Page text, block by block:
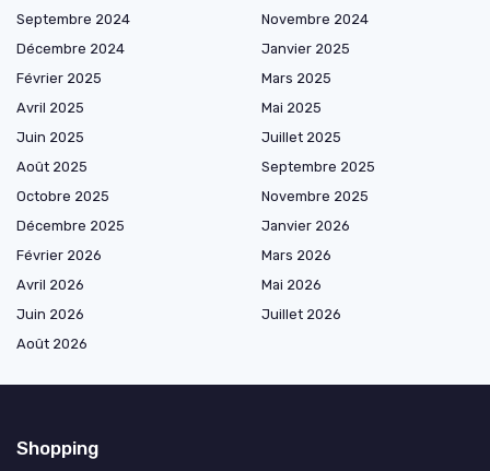
Septembre 2024
Novembre 2024
Décembre 2024
Janvier 2025
Février 2025
Mars 2025
Avril 2025
Mai 2025
Juin 2025
Juillet 2025
Août 2025
Septembre 2025
Octobre 2025
Novembre 2025
Décembre 2025
Janvier 2026
Février 2026
Mars 2026
Avril 2026
Mai 2026
Juin 2026
Juillet 2026
Août 2026
Shopping